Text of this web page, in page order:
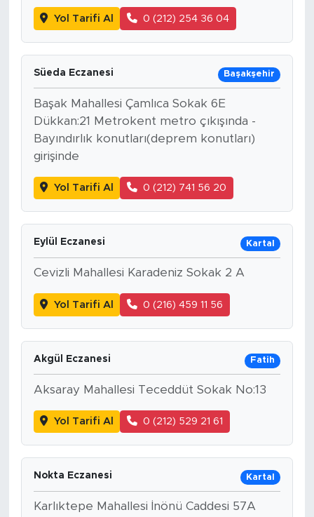
Yol Tarifi Al 0 (212) 254 36 04
Süeda Eczanesi Başakşehir
Başak Mahallesi Çamlıca Sokak 6E
Dükkan:21 Metrokent metro çıkışında -
Bayındırlık konutları(deprem konutları)
girişinde
Yol Tarifi Al 0 (212) 741 56 20
Eylül Eczanesi Kartal
Cevizli Mahallesi Karadeniz Sokak 2 A
Yol Tarifi Al 0 (216) 459 11 56
Akgül Eczanesi Fatih
Aksaray Mahallesi Teceddüt Sokak No:13
Yol Tarifi Al 0 (212) 529 21 61
Nokta Eczanesi Kartal
Karlıktepe Mahallesi İnönü Caddesi 57A